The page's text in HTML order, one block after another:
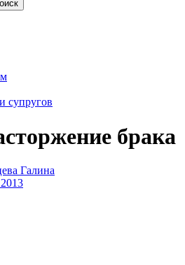
супругов
брака
Галина